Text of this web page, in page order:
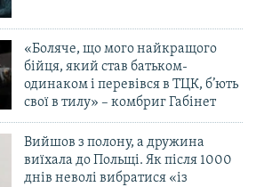
«Боляче, що мого найкращого
бійця, який став батьком-
одинаком і перевівся в ТЦК, б’ють
свої в тилу» – комбриг Габінет
Вийшов з полону, а дружина
виїхала до Польщі. Як після 1000
днів неволі вибратися «із